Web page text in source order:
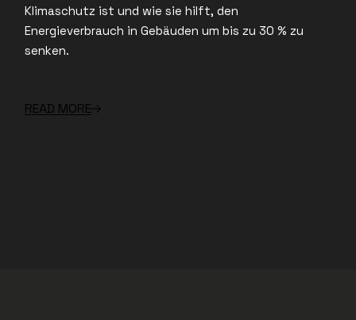
Klimaschutz ist und wie sie hilft, den
Energieverbrauch in Gebäuden um bis zu 30 % zu
senken.
READ MORE